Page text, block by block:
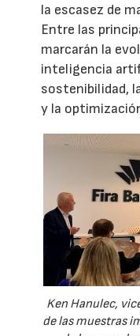
la escasez de
Entre las
marcarán la
inteligencia
sostenibilidad,
y la
Ken Hanulec,
de las muestras